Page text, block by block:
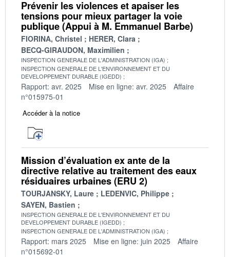
Prévenir les violences et apaiser les
tensions pour mieux partager la voie
publique (Appui à M. Emmanuel Barbe)
FIORINA, Christel
HERER, Clara
BECQ-GIRAUDON, Maximilien
INSPECTION GENERALE DE L'ADMINISTRATION (IGA)
INSPECTION GENERALE DE L'ENVIRONNEMENT ET DU
DEVELOPPEMENT DURABLE (IGEDD)
Rapport: avr. 2025 Mise en ligne: avr. 2025
Affaire
n°015975-01
Accéder à la notice
Mission d’évaluation ex ante de la
directive relative au traitement des eaux
résiduaires urbaines (ERU 2)
TOURJANSKY, Laure
LEDENVIC, Philippe
SAYEN, Bastien
INSPECTION GENERALE DE L'ENVIRONNEMENT ET DU
DEVELOPPEMENT DURABLE (IGEDD)
INSPECTION GENERALE DE L'ADMINISTRATION (IGA)
Rapport: mars 2025 Mise en ligne: juin 2025
Affaire
n°015692-01